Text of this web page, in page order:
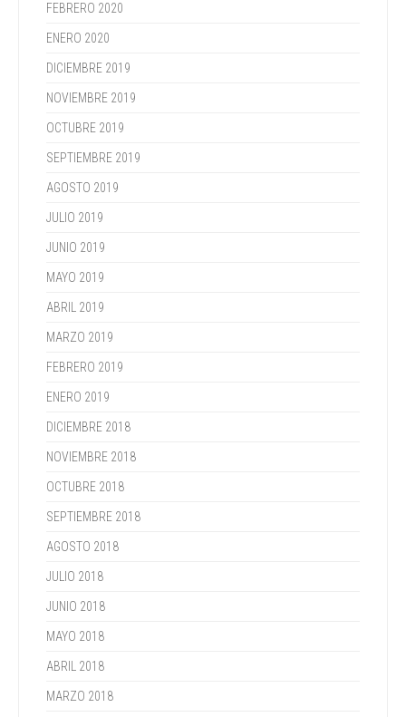
FEBRERO 2020
ENERO 2020
DICIEMBRE 2019
NOVIEMBRE 2019
OCTUBRE 2019
SEPTIEMBRE 2019
AGOSTO 2019
JULIO 2019
JUNIO 2019
MAYO 2019
ABRIL 2019
MARZO 2019
FEBRERO 2019
ENERO 2019
DICIEMBRE 2018
NOVIEMBRE 2018
OCTUBRE 2018
SEPTIEMBRE 2018
AGOSTO 2018
JULIO 2018
JUNIO 2018
MAYO 2018
ABRIL 2018
MARZO 2018